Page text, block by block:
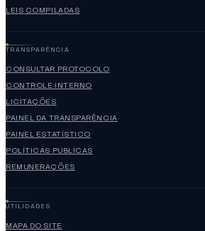
LEIS COMPILADAS
TRANSPARÊNCIA
CONSULTAR PROTOCOLO
CONTROLE INTERNO
LICITAÇÕES
PAINEL DA TRANSPARÊNCIA
PAINEL ESTATÍSTICO
POLÍTICAS PÚBLICAS
REMUNERAÇÕES
UTILIDADES
MAPA DO SITE